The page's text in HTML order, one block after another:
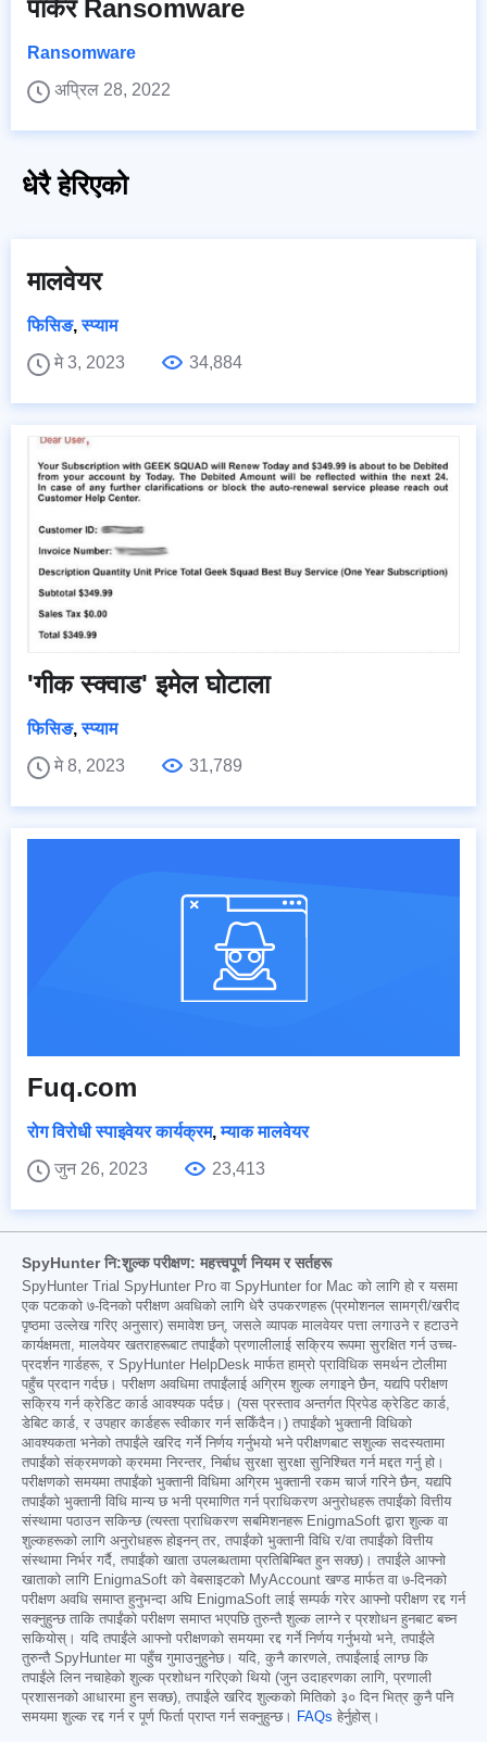
पार्कर Ransomware
Ransomware
अप्रिल 28, 2022
धेरै हेरिएको
मालवेयर
फिसिङ,स्प्याम
मे 3, 2023
34,884
'गीक स्क्वाड' इमेल घोटाला
फिसिङ,स्प्याम
मे 8, 2023
31,789
Fuq.com
रोग विरोधी स्पाइवेयर कार्यक्रम,म्याक मालवेयर
जुन 26, 2023
23,413
SpyHunter नि:शुल्क परीक्षण: महत्त्वपूर्ण नियम र सर्तहरू
SpyHunter Trial SpyHunter Pro वा SpyHunter for Mac को लागि हो र यसमा
एक पटकको ७-दिनको परीक्षण अवधिको लागि धेरै उपकरणहरू (प्रमोशनल सामग्री/खरीद
पृष्ठमा उल्लेख गरिए अनुसार) समावेश छन्, जसले व्यापक मालवेयर पत्ता लगाउने र हटाउने
कार्यक्षमता, मालवेयर खतराहरूबाट तपाईंको प्रणालीलाई सक्रिय रूपमा सुरक्षित गर्न उच्च-
प्रदर्शन गार्डहरू, र SpyHunter HelpDesk मार्फत हाम्रो प्राविधिक समर्थन टोलीमा
पहुँच प्रदान गर्दछ। परीक्षण अवधिमा तपाईंलाई अग्रिम शुल्क लगाइने छैन, यद्यपि परीक्षण
सक्रिय गर्न क्रेडिट कार्ड आवश्यक पर्दछ। (यस प्रस्ताव अन्तर्गत प्रिपेड क्रेडिट कार्ड,
डेबिट कार्ड, र उपहार कार्डहरू स्वीकार गर्न सकिँदैन।) तपाईंको भुक्तानी विधिको
आवश्यकता भनेको तपाईंले खरिद गर्ने निर्णय गर्नुभयो भने परीक्षणबाट सशुल्क सदस्यतामा
तपाईंको संक्रमणको क्रममा निरन्तर, निर्बाध सुरक्षा सुरक्षा सुनिश्चित गर्न मद्दत गर्नु हो।
परीक्षणको समयमा तपाईंको भुक्तानी विधिमा अग्रिम भुक्तानी रकम चार्ज गरिने छैन, यद्यपि
तपाईंको भुक्तानी विधि मान्य छ भनी प्रमाणित गर्न प्राधिकरण अनुरोधहरू तपाईंको वित्तीय
संस्थामा पठाउन सकिन्छ (त्यस्ता प्राधिकरण सबमिशनहरू EnigmaSoft द्वारा शुल्क वा
शुल्कहरूको लागि अनुरोधहरू होइनन् तर, तपाईंको भुक्तानी विधि र/वा तपाईंको वित्तीय
संस्थामा निर्भर गर्दै, तपाईंको खाता उपलब्धतामा प्रतिबिम्बित हुन सक्छ)। तपाईंले आफ्नो
खाताको लागि EnigmaSoft को वेबसाइटको MyAccount खण्ड मार्फत वा ७-दिनको
परीक्षण अवधि समाप्त हुनुभन्दा अघि EnigmaSoft लाई सम्पर्क गरेर आफ्नो परीक्षण रद्द गर्न
सक्नुहुन्छ ताकि तपाईंको परीक्षण समाप्त भएपछि तुरुन्तै शुल्क लाग्ने र प्रशोधन हुनबाट बच्न
सकियोस्। यदि तपाईंले आफ्नो परीक्षणको समयमा रद्द गर्ने निर्णय गर्नुभयो भने, तपाईंले
तुरुन्तै SpyHunter मा पहुँच गुमाउनुहुनेछ। यदि, कुनै कारणले, तपाईंलाई लाग्छ कि
तपाईंले लिन नचाहेको शुल्क प्रशोधन गरिएको थियो (जुन उदाहरणका लागि, प्रणाली
प्रशासनको आधारमा हुन सक्छ), तपाईंले खरिद शुल्कको मितिको ३० दिन भित्र कुनै पनि
समयमा शुल्क रद्द गर्न र पूर्ण फिर्ता प्राप्त गर्न सक्नुहुन्छ।
FAQs हेर्नुहोस्।